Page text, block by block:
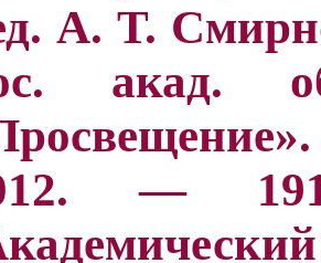
А. Т.
акад.
—